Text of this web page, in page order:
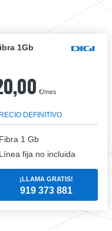
1Gb
€/mes
DEFINITIVO
Fibra 1 Gb
Línea fija no incluida
¡LLAMA GRATIS!
919 373 881